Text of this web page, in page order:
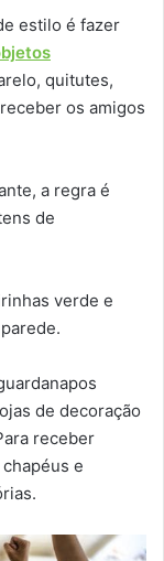
estilo é fazer
quitutes,
os amigos
a regra é
de
verde e
de decoração
receber
e